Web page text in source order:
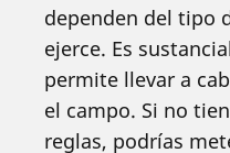
dependen del tipo
ejerce. Es
permite llevar a
el campo. Si no
reglas, podrías